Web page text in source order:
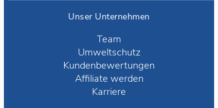
Unser Unternehmen
Team
Umweltschutz
Kundenbewertungen
Affiliate werden
Karriere